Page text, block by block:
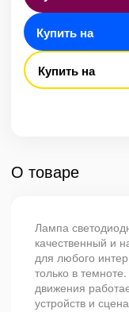
Купить на
Купить на
О товаре
Лампа
качественный и
для любого
только в
движения
устройств и